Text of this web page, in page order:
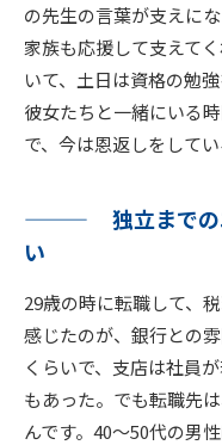
の先生の言葉が支えにな
家族も応援して支えて
いて、土日は資格の勉
彼女たちと一緒にいる
で、今は恩返しをしてい
独立まで
い
29歳の時に転職して、
感じたのが、銀行との
くらいで、支店は社員
もあった。でも転職先
んです。40～50代の男